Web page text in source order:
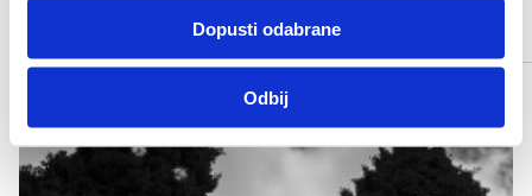
Dopusti odabrane
Odbij
POVEZANI ČLANCI